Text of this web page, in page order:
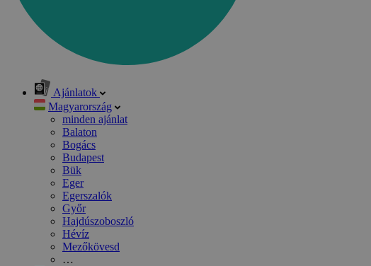
Ajánlatok
Magyarország
minden ajánlat
Balaton
Bogács
Budapest
Bük
Eger
Egerszalók
Győr
Hajdúszoboszló
Hévíz
Mezőkövesd
…